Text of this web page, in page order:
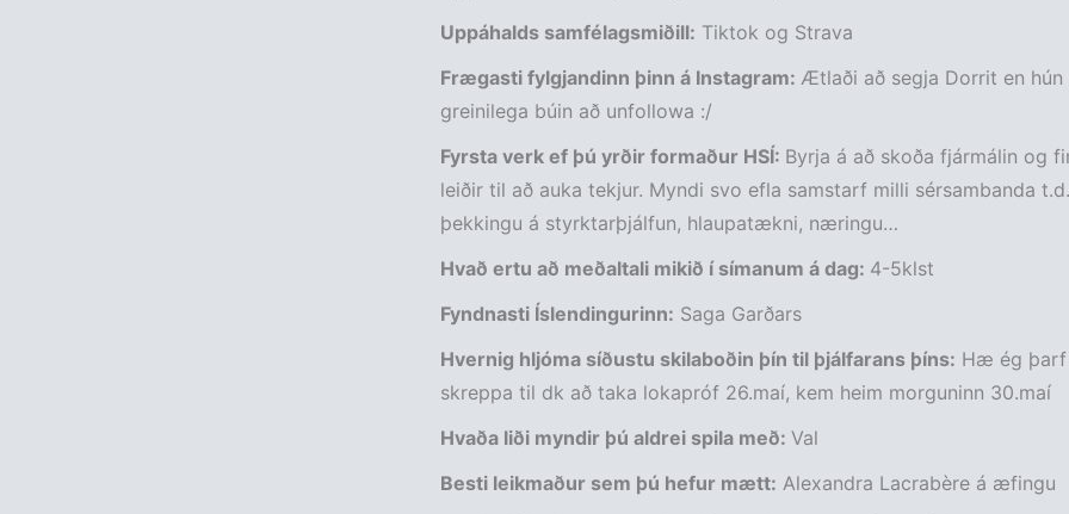
Uppáhalds samfélagsmiðill: Tiktok og Strava
Frægasti fylgjandinn þinn á Instagram: Ætlaði að segja Dorrit en hún
greinilega búin að unfollowa :/
Fyrsta verk ef þú yrðir formaður HSÍ: Byrja á að skoða fjármálin og
leiðir til að auka tekjur. Myndi svo efla samstarf milli sérsambanda
þekkingu á styrktarþjálfun, hlaupatækni, næringu…
Hvað ertu að meðaltali mikið í símanum á dag: 4-5klst
Fyndnasti Íslendingurinn: Saga Garðars
Hvernig hljóma síðustu skilaboðin þín til þjálfarans þíns: Hæ ég þarf
skreppa til dk að taka lokapróf 26.maí, kem heim morguninn 30.maí
Hvaða liði myndir þú aldrei spila með: Val
Besti leikmaður sem þú hefur mætt: Alexandra Lacrabère á æfingu